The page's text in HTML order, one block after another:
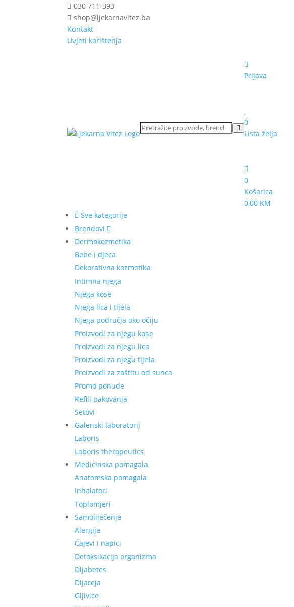
030 711-393
shop@ljekarnavitez.ba
Kontakt
Uvjeti korištenja
Prijava
0
Lista želja
0
Košarica
0,00 KM
Sve kategorije
Brendovi
Dermokozmetika
Bebe i djeca
Dekorativna kozmetika
Intimna njega
Njega kose
Njega lica i tijela
Njega područja oko očiju
Proizvodi za njegu kose
Proizvodi za njegu lica
Proizvodi za njegu tijela
Proizvodi za zaštitu od sunca
Promo ponude
Refill pakovanja
Setovi
Galenski laboratorij
Laboris
Laboris therapeutics
Medicinska pomagala
Anatomska pomagala
Inhalatori
Toplomjeri
Samoliječenje
Alergije
Čajevi i napici
Detoksikacija organizma
Dijabetes
Dijareja
Gljivice